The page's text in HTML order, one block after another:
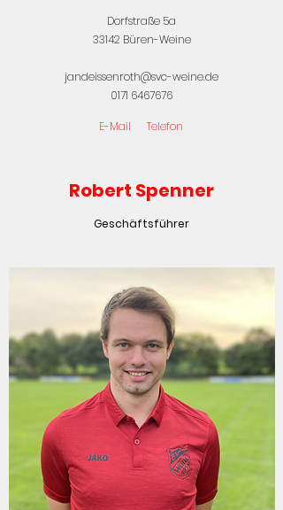
Dorfstraße 5a
33142 Büren-Weine
jandeissenroth@svc-weine.de
0171 6467676
E-Mail Telefon
Robert Spenner
Geschäftsführer